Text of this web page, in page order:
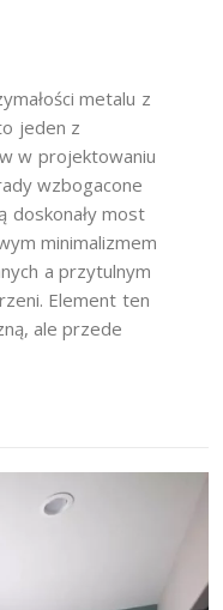
metalu z
jeden z
w projektowaniu
wzbogacone
doskonały most
minimalizmem
a przytulnym
Element ten
ale przede